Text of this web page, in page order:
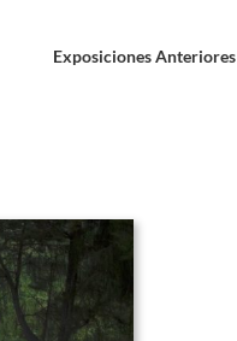
Exposiciones Anteriores